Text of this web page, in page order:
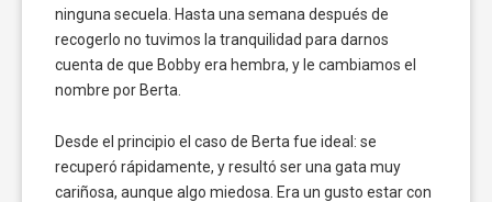
ninguna secuela. Hasta una semana después de
recogerlo no tuvimos la tranquilidad para darnos
cuenta de que Bobby era hembra, y le cambiamos el
nombre por Berta.
Desde el principio el caso de Berta fue ideal: se
recuperó rápidamente, y resultó ser una gata muy
cariñosa, aunque algo miedosa. Era un gusto estar con